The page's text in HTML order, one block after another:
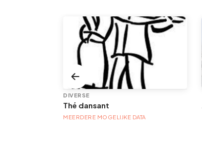
DIVERSE
Thé dansant
MEERDERE MOGELIJKE DATA